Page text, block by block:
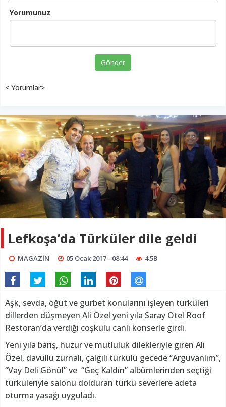
Yorumunuz
Gönder
< Yorumlar>
Lefkoşa’da Türküler dile geldi
MAGAZİN 05 Ocak 2017 - 08:44 4.5B
Aşk, sevda, öğüt ve gurbet konularını işleyen türküleri
dillerden düşmeyen Ali Özel yeni yıla Saray Otel Roof
Restoran’da verdiği coşkulu canlı konserle girdi.
Yeni yıla barış, huzur ve mutluluk dilekleriyle giren Ali
Özel, davullu zurnalı, çalgılı türkülü gecede “Arguvanlım”,
“Vay Deli Gönül” ve “Geç Kaldın” albümlerinden seçtiği
türküleriyle salonu dolduran türkü severlere adeta
oturma yasağı uyguladı.